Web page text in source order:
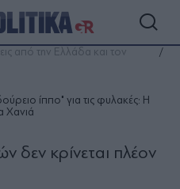
από την Ελλάδα και τον
ίππο" για τις φυλακές: Η
Χανιά
δεν κρίνεται πλέον